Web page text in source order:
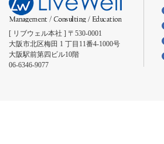
[ リブウェル本社 ] 〒530-0001
大阪市北区梅田 1 丁目11番4-1000号
大阪駅前第四ビル10階
06-6346-9077